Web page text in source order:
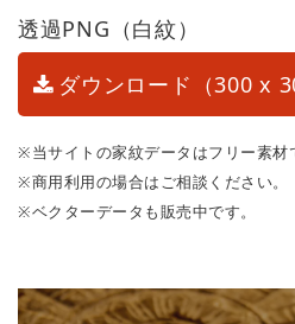
透過PNG（白紋）
ダウンロード（300 x
※当サイトの家紋データはフリー素材
※商用利用の場合はご相談ください。
※ベクターデータも販売中です。